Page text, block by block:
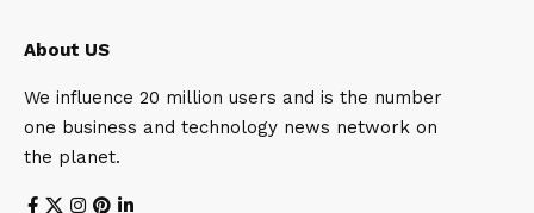
About US
We influence 20 million users and is the number
one business and technology news network on
the planet.